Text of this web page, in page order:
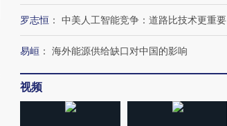
罗志恒 ： 中美人工智能竞争：道路比技术更重要
易峘 ： 海外能源供给缺口对中国的影响
视频